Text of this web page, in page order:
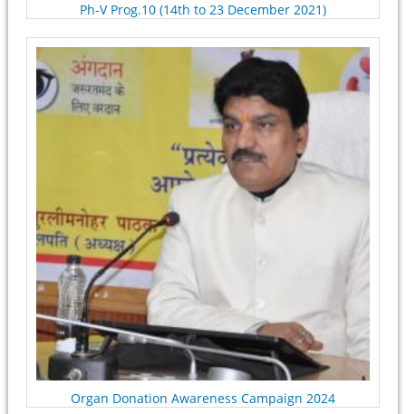
Ph-V Prog.10 (14th to 23 December 2021)
Organ Donation Awareness Campaign 2024